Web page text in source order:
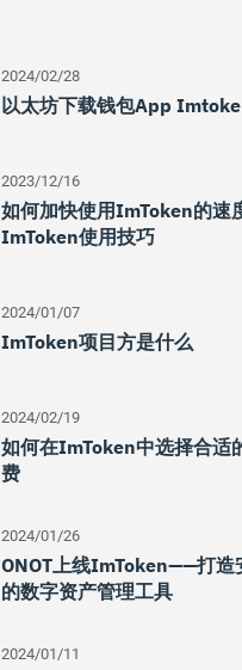
2024/02/28
以太坊下载钱包app
2023/12/16
如何加快使用imToken的速
ImToken使用技巧
2024/01/07
ImToken项目方是什么
2024/02/19
如何在imToken中选择合适
费
2024/01/26
ONOT上线imToken——打造
的数字资产管理工具
2024/01/11